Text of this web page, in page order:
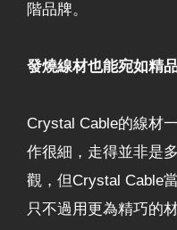
階品牌。
發燒線材也能宛如精
Crystal Cable的線材
作很細，走得並非是
觀，但Crystal Cable
只不過用更為精巧的